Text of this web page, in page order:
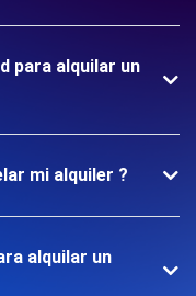
para alquilar un
mi alquiler ?
alquilar un